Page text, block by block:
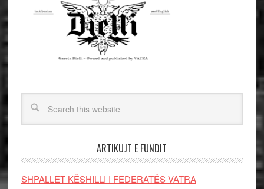
ARTIKUJT E FUNDIT
SHPALLET KËSHILLI I FEDERATËS VATRA